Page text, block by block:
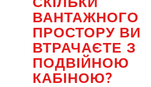
ВАНТАЖНОГО
ПРОСТОРУ ВИ
ВТРАЧАЄТЕ З
ПОДВІЙНОЮ
КАБІНОЮ?